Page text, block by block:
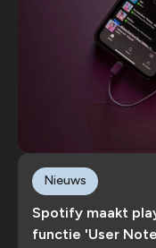
Spotify maakt
functie 'User
Nieuws